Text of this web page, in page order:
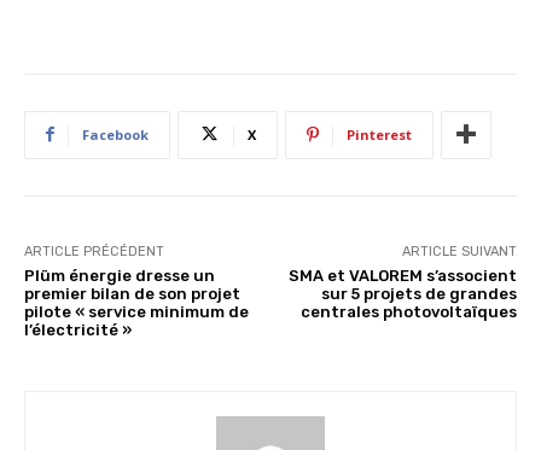
Facebook X Pinterest
ARTICLE PRÉCÉDENT
Plüm énergie dresse un
premier bilan de son projet
pilote « service minimum de
l’électricité »
ARTICLE SUIVANT
SMA et VALOREM s’associent
sur 5 projets de grandes
centrales photovoltaïques